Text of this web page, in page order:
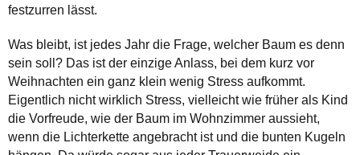
festzurren lässt.
Was bleibt, ist jedes Jahr die Frage, welcher Baum es denn
sein soll? Das ist der einzige Anlass, bei dem kurz vor
Weihnachten ein ganz klein wenig Stress aufkommt.
Eigentlich nicht wirklich Stress, vielleicht wie früher als Kind
die Vorfreude, wie der Baum im Wohnzimmer aussieht,
wenn die Lichterkette angebracht ist und die bunten Kugeln